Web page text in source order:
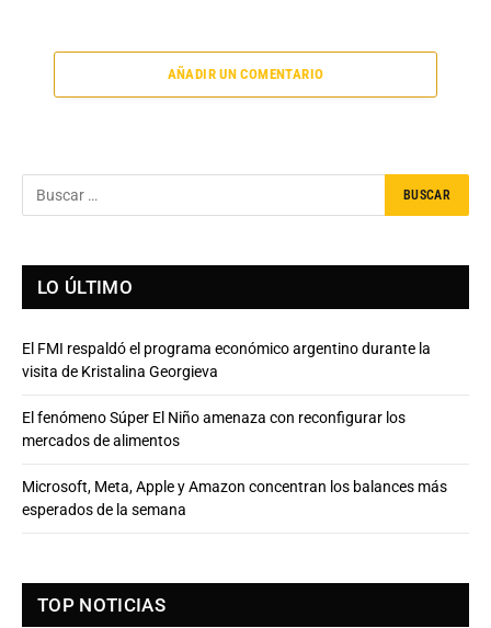
AÑADIR UN COMENTARIO
LO ÚLTIMO
El FMI respaldó el programa económico argentino durante la
visita de Kristalina Georgieva
El fenómeno Súper El Niño amenaza con reconfigurar los
mercados de alimentos
Microsoft, Meta, Apple y Amazon concentran los balances más
esperados de la semana
TOP NOTICIAS